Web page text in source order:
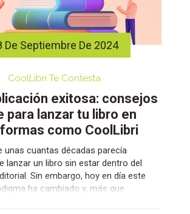
De Septiembre De 2024
CoolLibri Te Contesta
exitosa: consejos
para lanzar tu libro en
como CoolLibri
unas cuantas décadas parecía
lanzar un libro sin estar dentro del
Sin embargo, hoy en día este
ha cambiado y, más que